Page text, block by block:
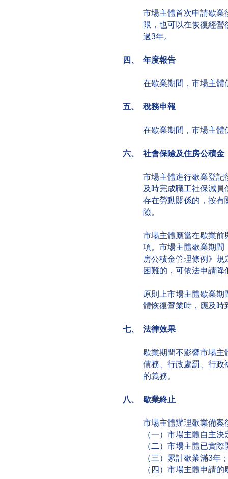
市場主體首次申請歇業
限，也可以在恢復經
過3年。
四、 年度報告
在歇業期間，市場主體
五、 稅務申報
在歇業期間，市場主體
六、 社會保險及住房公積金
市場主體進行歇業登記
及時完成職工社保減
存在勞動關係的，按有
險。
市場主體應當在歇業前
項。市場主體歇業期間
房公積金管理條例》
困難的，可依法申請
原則上市場主體歇業
體恢復營業時，應及時
七、 法律效果
歇業期間不影響市場主
債務、行政處罰、行政
的義務。
八、 歇業終止
市場主體辦理歇業備案
（一）市場主體自主
（二）市場主體已實
（三）累計歇業滿3年
（四）市場主體申請